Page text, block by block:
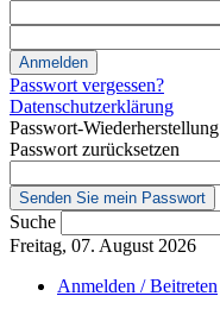
Passwort vergessen?
Datenschutzerklärung
Passwort-Wiederherstellung
Passwort zurücksetzen
Suche
Freitag, 07. August 2026
Anmelden / Beitreten